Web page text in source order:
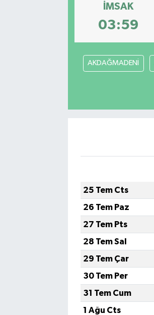
İMSAK
03:59
AKDAĞMADENİ
25 Tem Cts
26 Tem Paz
27 Tem Pts
28 Tem Sal
29 Tem Çar
30 Tem Per
31 Tem Cum
1 Ağu Cts